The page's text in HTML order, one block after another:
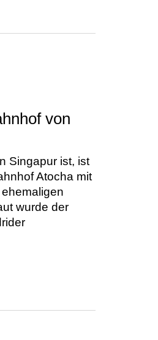
von
Singapur ist, ist
Atocha mit
wurde der